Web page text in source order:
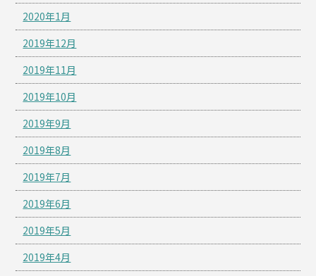
2020年1月
2019年12月
2019年11月
2019年10月
2019年9月
2019年8月
2019年7月
2019年6月
2019年5月
2019年4月